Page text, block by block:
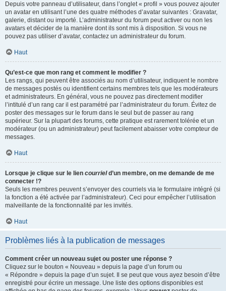
Depuis votre panneau d’utilisateur, dans l’onglet « profil » vous pouvez ajouter
un avatar en utilisant l’une des quatre méthodes d’avatar suivantes : Gravatar,
galerie, distant ou importé. L’administrateur du forum peut activer ou non les
avatars et décider de la manière dont ils sont mis à disposition. Si vous ne
pouvez pas utiliser d’avatar, contactez un administrateur du forum.
Haut
Qu’est-ce que mon rang et comment le modifier ?
Les rangs, qui peuvent être associés au nom d’utilisateur, indiquent le nombre
de messages postés ou identifient certains membres tels que les modérateurs
et administrateurs. En général, vous ne pouvez pas directement modifier
l’intitulé d’un rang car il est paramétré par l’administrateur du forum. Évitez de
poster des messages sur le forum dans le seul but de passer au rang
supérieur. Sur la plupart des forums, cette pratique est rarement tolérée et un
modérateur (ou un administrateur) peut facilement abaisser votre compteur de
messages.
Haut
Lorsque je clique sur le lien courrield’un membre, on me demande de me
connecter !?
Seuls les membres peuvent s’envoyer des courriels via le formulaire intégré (si
la fonction a été activée par l’administrateur). Ceci pour empêcher l’utilisation
malveillante de la fonctionnalité par les invités.
Haut
Problèmes liés à la publication de messages
Comment créer un nouveau sujet ou poster une réponse ?
Cliquez sur le bouton « Nouveau » depuis la page d’un forum ou
« Répondre » depuis la page d’un sujet. Il se peut que vous ayez besoin d’être
enregistré pour écrire un message. Une liste des options disponibles est